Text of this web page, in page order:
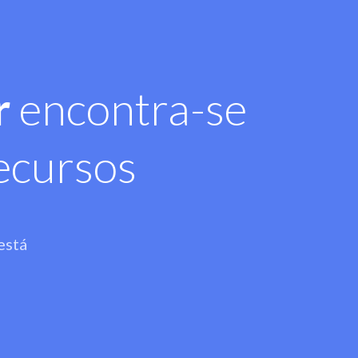
encontra-se